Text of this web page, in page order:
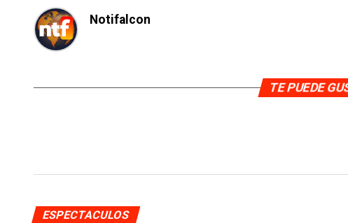
Notifalcon
TE PUEDE
ESPECTACULOS